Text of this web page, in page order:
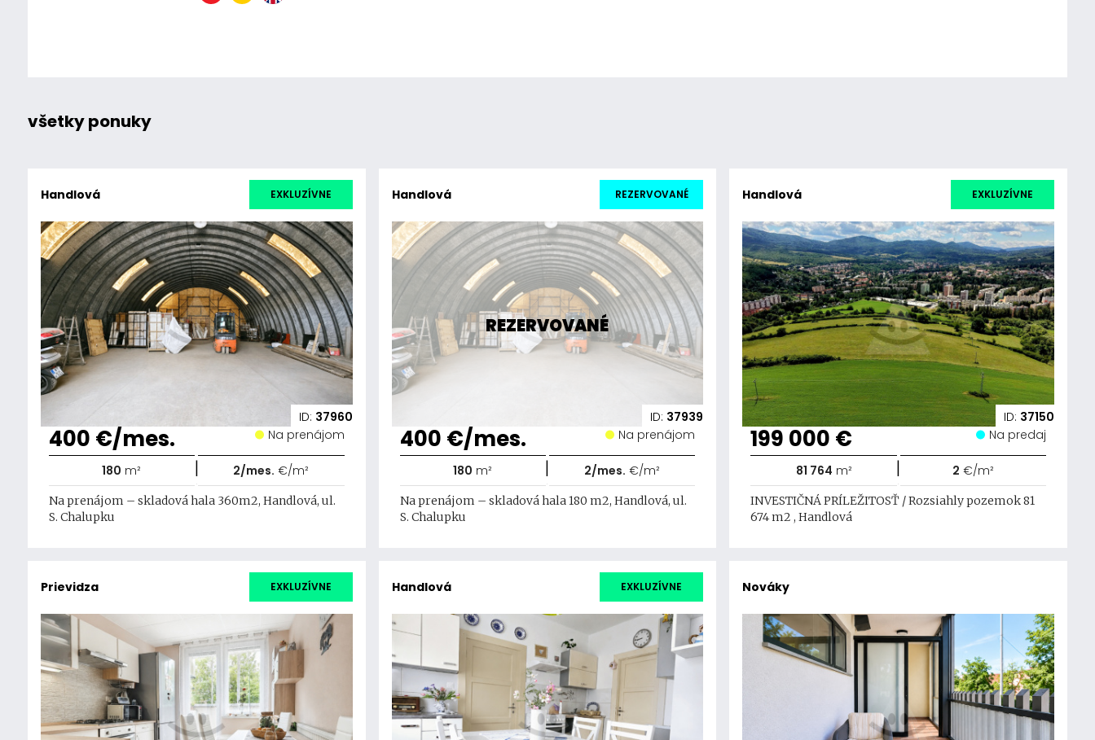
všetky ponuky
Handlová EXKLUZÍVNE
ID: 37960
400 €/mes. Na prenájom
180 m² | 2/mes. €/m²
Na prenájom – skladová hala 360m2, Handlová, ul.
S. Chalupku
Handlová REZERVOVANÉ
REZERVOVANÉ
ID: 37939
400 €/mes. Na prenájom
180 m² | 2/mes. €/m²
Na prenájom – skladová hala 180 m2, Handlová, ul.
S. Chalupku
Handlová EXKLUZÍVNE
ID: 37150
199 000 € Na predaj
81 764 m² | 2 €/m²
INVESTIČNÁ PRÍLEŽITOSŤ / Rozsiahly pozemok 81
674 m2 , Handlová
Prievidza EXKLUZÍVNE Handlová EXKLUZÍVNE Nováky